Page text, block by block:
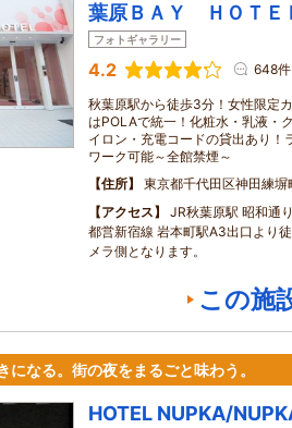
葉原ＢＡＹ ＨＯＴＥ
フォトギャラリー
4.2 648件
秋葉原駅から徒歩3分！女性限定
はPOLAで統一！化粧水・乳液・
イロン・充電コードの貸出あり！
ワーク可能～全館禁煙～
住所
東京都千代田区神田練塀
アクセス
JR秋葉原駅 昭和
都営新宿線 岩本町駅A3出口より
メラ側となります。
この施
になる。街の夜をまるごと味わう。
HOTEL NUPKA/